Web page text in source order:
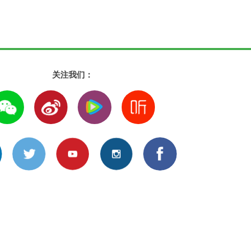
关注我们：